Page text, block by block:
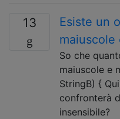
13
Esiste un
maiuscole
So che
maiuscole e
StringB) {
confronterà
insensibile?